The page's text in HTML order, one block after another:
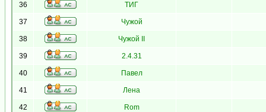
36 ТИГ
37 Чужой
38 Чужой II
39 2.4.31
40 Павел
41 Лена
42 Rom